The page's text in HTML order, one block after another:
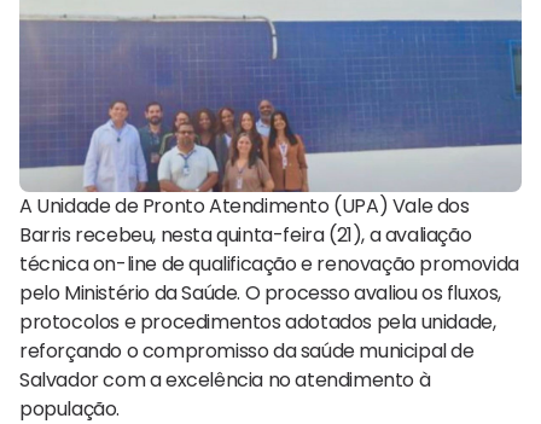
A Unidade de Pronto Atendimento (UPA) Vale dos
Barris recebeu, nesta quinta-feira (21), a avaliação
técnica on-line de qualificação e renovação promovida
pelo Ministério da Saúde. O processo avaliou os fluxos,
protocolos e procedimentos adotados pela unidade,
reforçando o compromisso da saúde municipal de
Salvador com a excelência no atendimento à
população.